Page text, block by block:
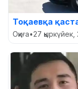
Тоқаевқа
Оқиға•27